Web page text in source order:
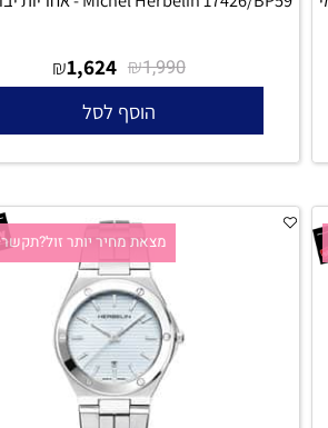
Michel Herbelin 17426/BP59 - אחריות יבואן רשמי
₪1,624
הוסף לסל
מצאת מחיר יותר זול?תקשרו אלינו!